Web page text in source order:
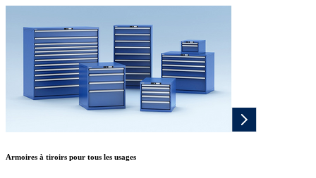
Armoires à tiroirs pour tous les usages